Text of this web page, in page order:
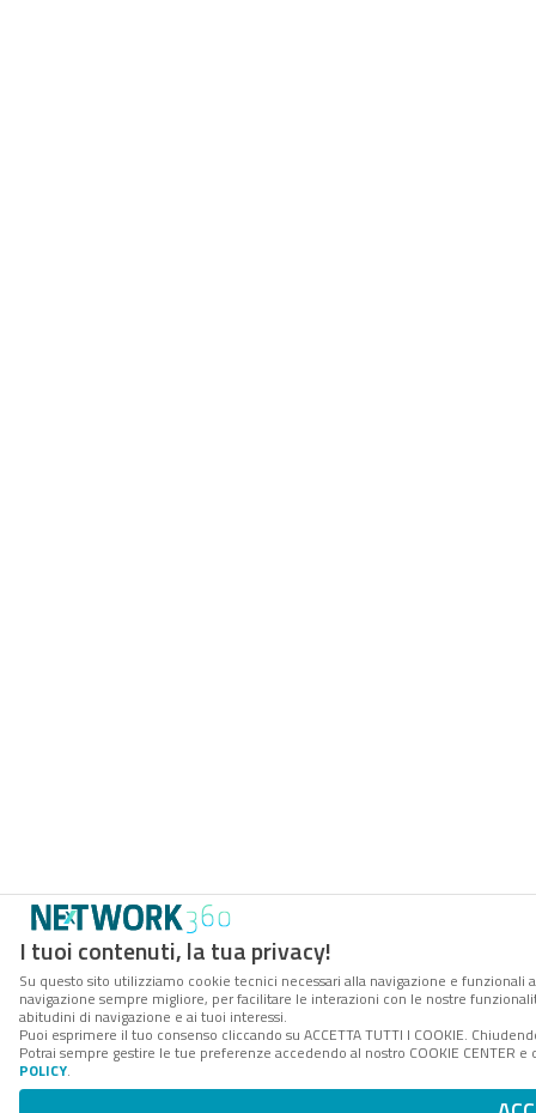
I tuoi contenuti, la tua privacy!
Su questo sito utilizziamo cookie tecnici necessari alla navigazione e
navigazione sempre migliore, per facilitare le interazioni con le nostre
abitudini di navigazione e ai tuoi interessi.
Puoi esprimere il tuo consenso cliccando su ACCETTA TUTTI I COOKIE.
Potrai sempre gestire le tue preferenze accedendo al nostro COOKIE
POLICY.